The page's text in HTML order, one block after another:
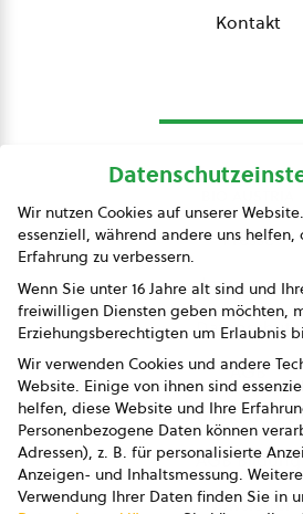
Kontakt
Presse
Impressum
Datenschutz
AGB
AGB Marketing
AGB Bildung
Newsletter
Wir nutzen Cookies auf unserer
essenziell, während andere uns
Erfahrung zu verbessern.
Wenn Sie unter 16 Jahre alt sind und
freiwilligen Diensten geben möchten,
Erziehungsberechtigten um Erlaubnis
Wir verwenden Cookies und andere
Website. Einige von ihnen sind
helfen, diese Website und Ihre
Personenbezogene Daten können
Adressen), z. B. für personalisierte
Anzeigen- und Inhaltsmessung.
Verwendung Ihrer Daten finden Sie in